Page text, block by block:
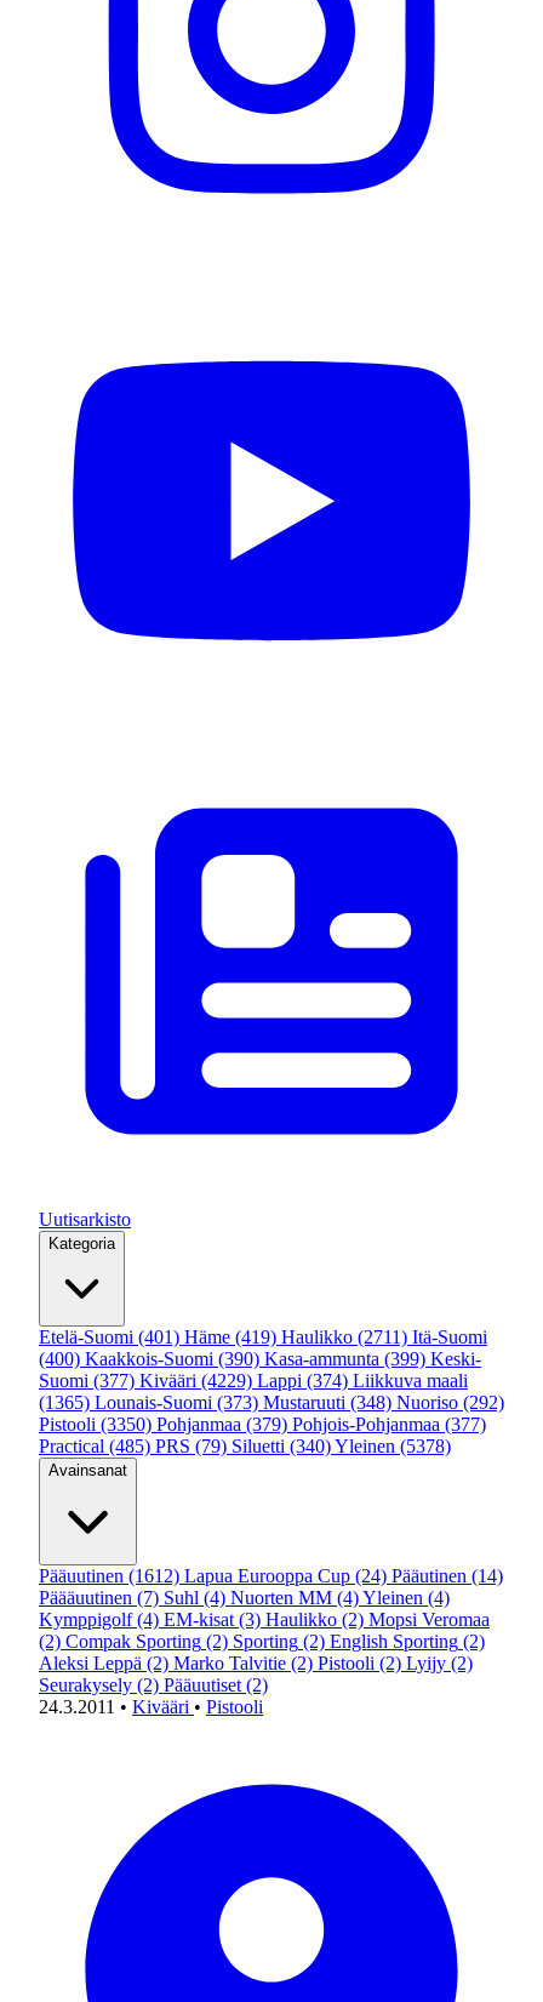
Uutisarkisto
Kategoria
Etelä-Suomi (401) Häme (419) Haulikko (2711) Itä-Suomi
(400) Kaakkois-Suomi (390) Kasa-ammunta (399) Keski-
Suomi (377) Kivääri (4229) Lappi (374) Liikkuva maali
(1365) Lounais-Suomi (373) Mustaruuti (348) Nuoriso (292)
Pistooli (3350) Pohjanmaa (379) Pohjois-Pohjanmaa (377)
Practical (485) PRS (79) Siluetti (340)Yleinen (5378)
Avainsanat
Pääuutinen (1612) Lapua Eurooppa Cup (24) Pääutinen (14)
Päääuutinen (7) Suhl (4) Nuorten MM (4)Yleinen (4)
Kymppigolf (4) EM-kisat (3) Haulikko (2) Mopsi Veromaa
(2) Compak Sporting (2) Sporting (2) English Sporting (2)
Aleksi Leppä (2) Marko Talvitie (2) Pistooli (2) Lyijy (2)
Seurakysely (2) Pääuutiset (2)
24.3.2011 • Kivääri • Pistooli